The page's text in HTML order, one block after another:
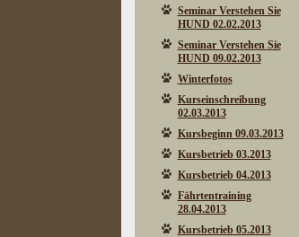
Seminar Verstehen Sie
HUND 02.02.2013
Seminar Verstehen Sie
HUND 09.02.2013
Winterfotos
Kurseinschreibung
02.03.2013
Kursbeginn 09.03.2013
Kursbetrieb 03.2013
Kursbetrieb 04.2013
Fährtentraining
28.04.2013
Kursbetrieb 05.2013